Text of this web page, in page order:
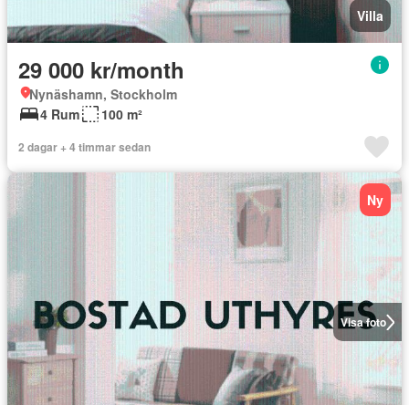
Villa
29 000 kr/month
Nynäshamn, Stockholm
4 Rum
100 m²
2 dagar + 4 timmar sedan
Visa foto
Ny